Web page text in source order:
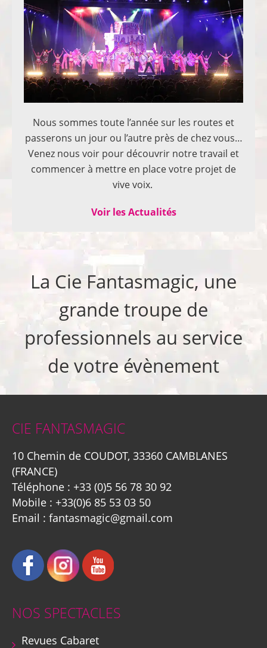
Nous sommes toute l’année sur les routes et
passerons un jour ou l’autre près de chez vous…
Venez nous voir pour découvrir notre travail et
commencer à mettre en place votre projet de
vive voix.
Voir les Actualités
La Cie Fantasmagic, une
grande troupe de
professionnels au service
de votre évènement
CIE FANTASMAGIC
10 Chemin de COUDOT, 33360 CAMBLANES
(FRANCE)
Téléphone : +33 (0)5 56 78 30 92
Mobile : +33(0)6 85 53 03 50
Email : fantasmagic@gmail.com
NOS SPECTACLES
Revues Cabaret